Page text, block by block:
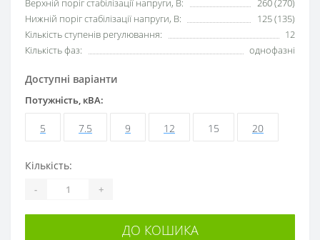
Верхній поріг стабілізації напруги, В:
260 (270)
Нижній поріг стабілізації напруги, В:
125 (135)
Кількість ступенів регулювання:
12
Кількість фаз:
однофазні
Доступні варіанти
Потужність, кВА:
5 7.5 9 12 15 20
Кількість:
- +
ДО КОШИКА